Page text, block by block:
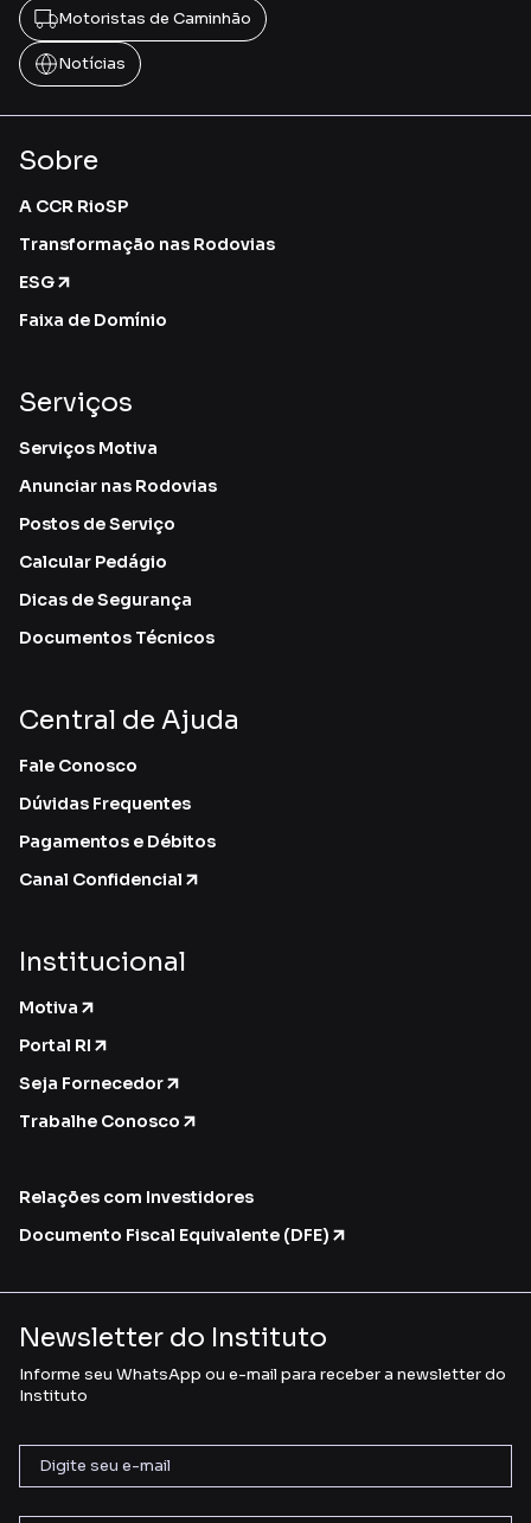
Motoristas de Caminhão
Notícias
Sobre
A CCR RioSP
Transformação nas Rodovias
ESG
Faixa de Domínio
Serviços
Serviços Motiva
Anunciar nas Rodovias
Postos de Serviço
Calcular Pedágio
Dicas de Segurança
Documentos Técnicos
Central de Ajuda
Fale Conosco
Dúvidas Frequentes
Pagamentos e Débitos
Canal Confidencial
Institucional
Motiva
Portal RI
Seja Fornecedor
Trabalhe Conosco
Relações com Investidores
Documento Fiscal Equivalente (DFE)
Newsletter do Instituto
Informe seu WhatsApp ou e-mail para receber a newsletter do
Instituto